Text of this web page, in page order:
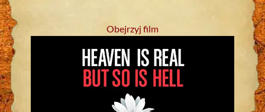
Obejrzyj film